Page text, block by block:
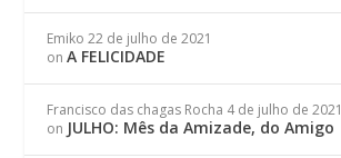
Emiko 22 de julho de 2021
onA FELICIDADE
Francisco das chagas Rocha 4 de julho de 2021
on JULHO: Mês da Amizade, do Amigo